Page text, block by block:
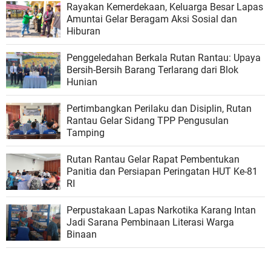
Rayakan Kemerdekaan, Keluarga Besar Lapas
Amuntai Gelar Beragam Aksi Sosial dan
Hiburan
Penggeledahan Berkala Rutan Rantau: Upaya
Bersih-Bersih Barang Terlarang dari Blok
Hunian
Pertimbangkan Perilaku dan Disiplin, Rutan
Rantau Gelar Sidang TPP Pengusulan
Tamping
Rutan Rantau Gelar Rapat Pembentukan
Panitia dan Persiapan Peringatan HUT Ke-81
RI
Perpustakaan Lapas Narkotika Karang Intan
Jadi Sarana Pembinaan Literasi Warga
Binaan